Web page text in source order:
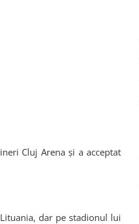
Cluj Arena și a acceptat
dar pe stadionul lui